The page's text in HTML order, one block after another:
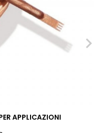
APPLICAZIONI